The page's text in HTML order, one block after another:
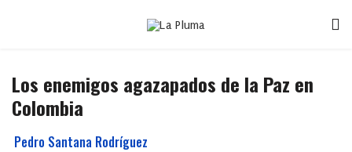
Los enemigos agazapados de la Paz en
Colombia
Pedro Santana Rodríguez